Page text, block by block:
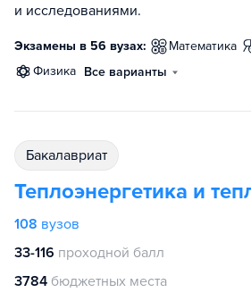
и исследованиями.
Экзамены в 56 вузах: математика
физика Все варианты
бакалавриат
Теплоэнергетика и
108 вузов
33-116 проходной балл
3784 бюджетных места